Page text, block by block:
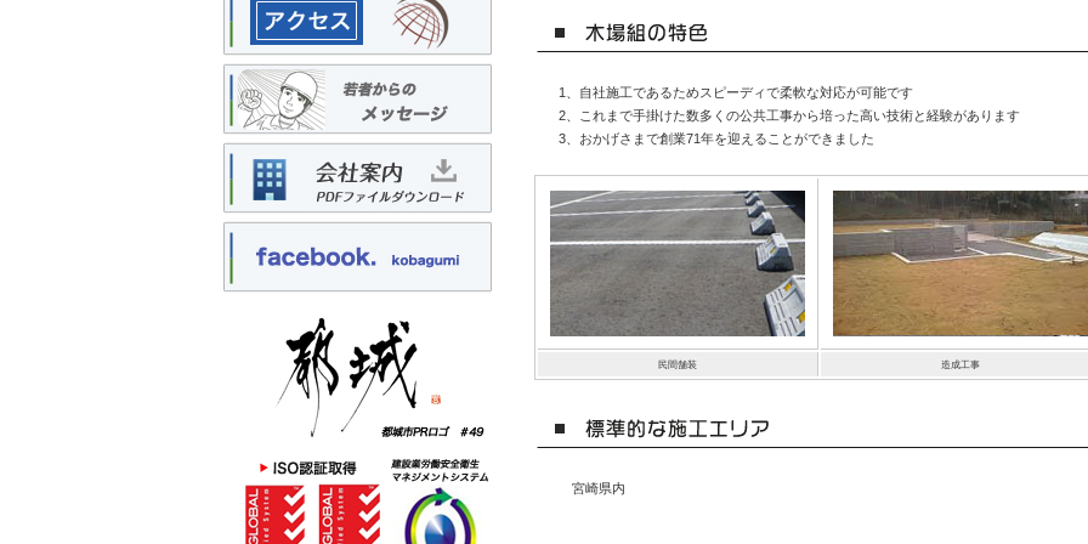
1、自社施工であるためスピーディで柔軟な対応が可能です
2、これまで手掛けた数多くの公共工事から培った高い技術と経験があります
3、おかげさまで創業71年を迎えることができました
民間舗装 造成工事
宮崎県内